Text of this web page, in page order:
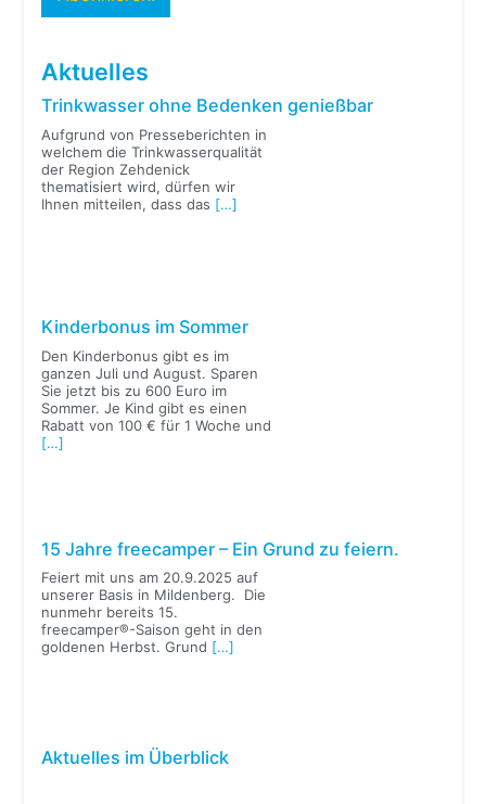
Aktuelles
Trinkwasser ohne Bedenken genießbar
Aufgrund von Presseberichten in
welchem die Trinkwasserqualität
der Region Zehdenick
thematisiert wird, dürfen wir
Ihnen mitteilen, dass das […]
Kinderbonus im Sommer
Den Kinderbonus gibt es im
ganzen Juli und August. Sparen
Sie jetzt bis zu 600 Euro im
Sommer. Je Kind gibt es einen
Rabatt von 100 € für 1 Woche und
[…]
15 Jahre freecamper – Ein Grund zu feiern.
Feiert mit uns am 20.9.2025 auf
unserer Basis in Mildenberg. Die
nunmehr bereits 15.
freecamper®-Saison geht in den
goldenen Herbst. Grund […]
Aktuelles im Überblick